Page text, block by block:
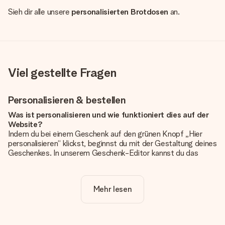
Sieh dir alle unsere personalisierten Brotdosen an.
Viel gestellte Fragen
Personalisieren & bestellen
Was ist personalisieren und wie funktioniert dies auf der
Website?
Indem du bei einem Geschenk auf den grünen Knopf „Hier
personalisieren“ klickst, beginnst du mit der Gestaltung deines
Geschenkes. In unserem Geschenk-Editor kannst du das
noch eines unserer angebotenen Designs, um deinem
Geschenk die perfekte Ausstrahlung zu verleihen.
Mehr lesen